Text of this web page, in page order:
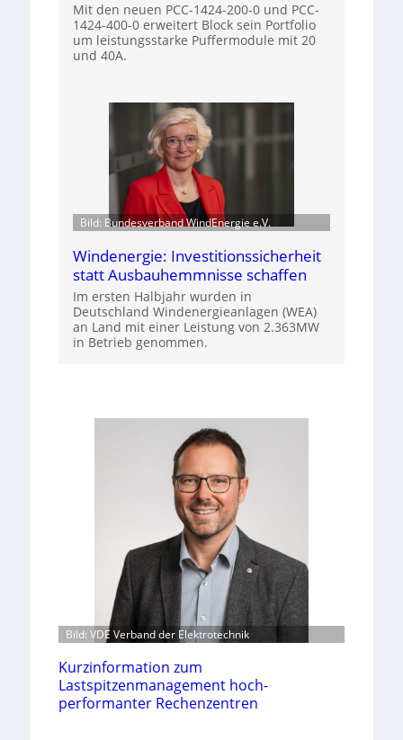
Mit den neuen PCC-1424-200-0 und PCC-
1424-400-0 erweitert Block sein Portfolio
um leistungsstarke Puffermodule mit 20
und 40A.
Bild: Bundesverband WindEnergie e.V.
Windenergie: Investitionssicherheit
statt Ausbauhemmnisse schaffen
Im ersten Halbjahr wurden in
Deutschland Windenergieanlagen (WEA)
an Land mit einer Leistung von 2.363MW
in Betrieb genommen.
Bild: VDE Verband der Elektrotechnik
Kurzinformation zum
Lastspitzenmanagement hoch-
performanter Rechenzentren